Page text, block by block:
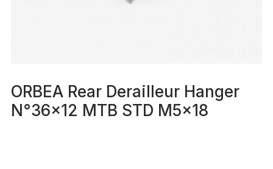
ORBEA Rear Derailleur Hanger
N°36×12 MTB STD M5x18